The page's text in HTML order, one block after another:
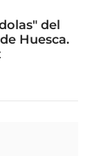
del
Huesca.